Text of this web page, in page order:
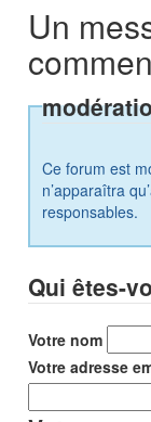
Un
Ce forum est
n’apparaîtra
responsables.
Qui êtes-
Votre nom
Votre adresse